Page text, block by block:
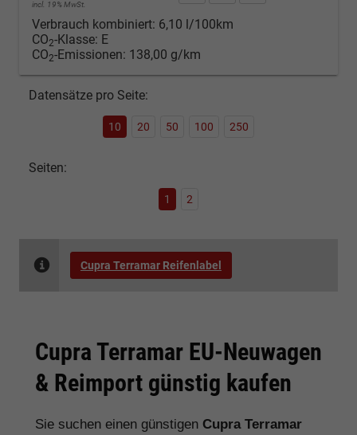
incl. 19% MwSt.
Verbrauch kombiniert: 6,10 l/100km
CO2-Klasse: E
CO2-Emissionen: 138,00 g/km
Datensätze pro Seite:
10 20 50 100 250
Seiten:
1 2
Cupra Terramar Reifenlabel
Cupra Terramar EU-Neuwagen
& Reimport günstig kaufen
Sie suchen einen günstigen Cupra Terramar